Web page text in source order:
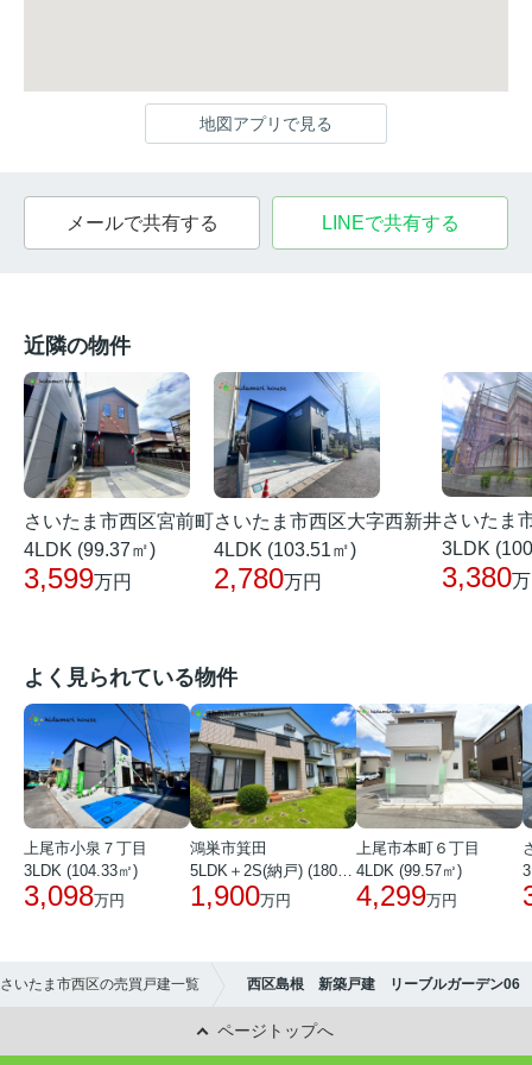
地図アプリで見る
メールで共有する LINEで共有する
近隣の物件
さいたま市西区宮前町
4LDK (99.37㎡)
3,599万円
さいたま市西区大字西新井
4LDK (103.51㎡)
2,780万円
さいたま
3LDK
3,380
よく見られている物件
上尾市小泉７丁目
3LDK (104.33㎡)
3,098万円
鴻巣市箕田
1,900万円
上尾市本町６丁目
4LDK (99.57㎡)
4,299万円
さいたま市西区の売買戸建一覧 西区島根 新築戸建 リーブルガーデン06
ページトップへ